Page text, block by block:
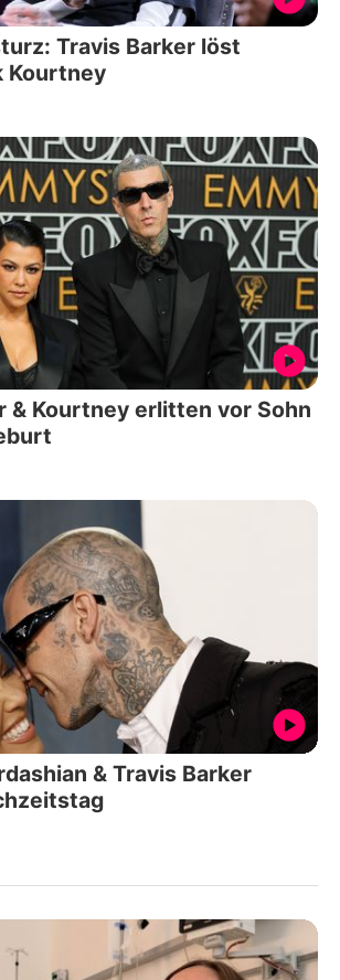
Travis Barker löst
Kourtney
& Kourtney erlitten vor Sohn
& Travis Barker